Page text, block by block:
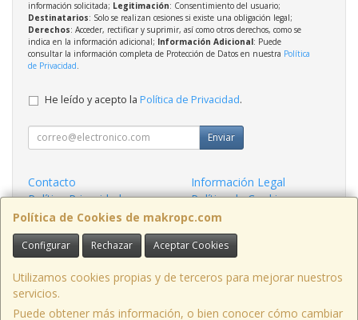
Política de Cookies de makropc.com
Configurar Rechazar Aceptar Cookies
Utilizamos cookies propias y de terceros para mejorar nuestros
servicios.
Puede obtener más información, o bien conocer cómo cambiar
información solicitada; Legitimación: Consentimiento del usuario;
Destinatarios: Solo se realizan cesiones si existe una obligación legal;
Derechos: Acceder, rectificar y suprimir, así como otros derechos, como se
indica en la información adicional; Información Adicional: Puede
consultar la información completa de Protección de Datos en nuestra Política
de Privacidad
He leído y acepto la Política de Privacidad.
Enviar
Contacto
Información Legal
Política Privacidad
Política de Cookies
Condiciones de Compra
Formas de Pago
Contacto
admin@makropc.com